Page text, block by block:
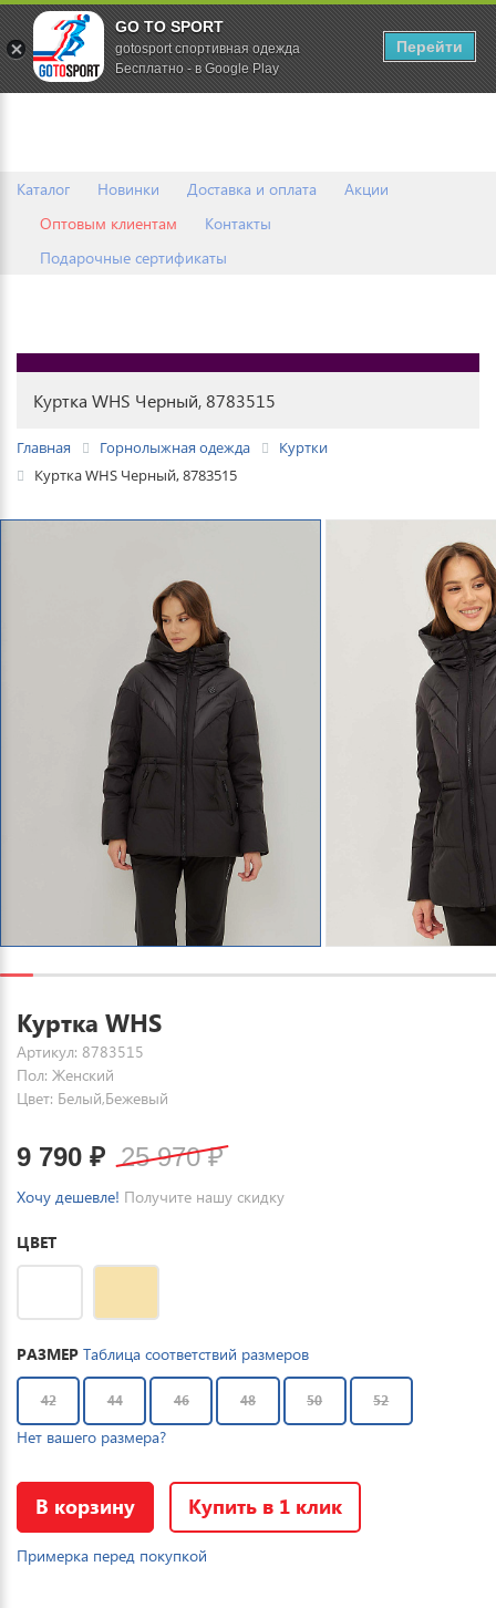
Каталог Новинки Доставка и оплата
Акции
Оптовым клиентам
Контакты
Подарочные сертификаты
0
Куртка WHS Черный, 8783515
Главная Горнолыжная одежда
Куртки
Куртка WHS Черный, 8783515
Куртка WHS
Артикул: 8783515
Пол: Женский
Цвет: Белый,Бежевый
9 790 ₽ 25 970₽
Хочу дешевле! Получите нашу скидку
ЦВЕТ
РАЗМЕР Таблица соответствий размеров
42 44 46 48 50 52
Нет вашего размера?
В корзину Купить в 1 клик
Примерка перед покупкой
GO TO SPORT
gotosport спортивная одежда
Бесплатно - в Google Play
Перейти